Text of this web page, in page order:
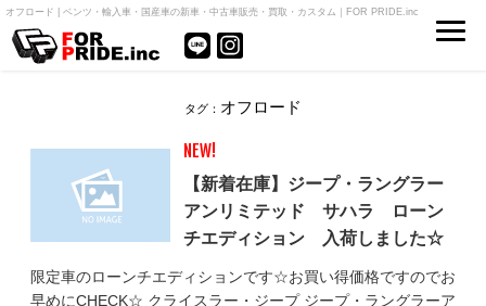
オフロード | ベンツ・輸入車・国産車の新車・中古車販売・買取・カスタム｜FOR PRIDE.inc
タグ： オフロード
NEW!
【新着在庫】ジープ・ラングラー
アンリミテッド サハラ ローン
チエディション 入荷しました☆
限定車のローンチエディションです☆お買い得価格ですのでお
早めにCHECK☆ クライスラー・ジープ ジープ・ラングラーア